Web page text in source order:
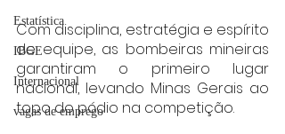
Estatística
IBGE
Internacional
vagas de emprego
Com disciplina, estratégia e espírito
de equipe, as bombeiras mineiras
garantiram o primeiro lugar
nacional, levando Minas Gerais ao
topo do pódio na competição.